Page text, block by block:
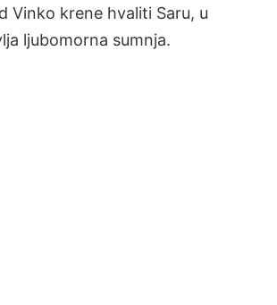
Vinko krene hvaliti Saru, u
ljubomorna sumnja.